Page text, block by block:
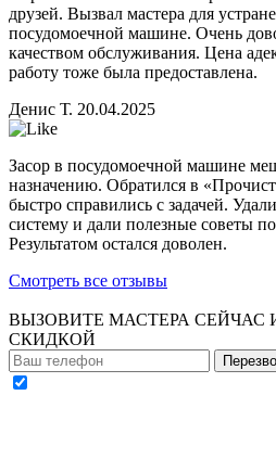
друзей. Вызвал мастера для
посудомоечной машине. Очень
качеством обслуживания. Цена
работу тоже была предоставлена.
Денис Т. 20.04.2025
Засор в посудомоечной машине
назначению. Обратился в
быстро справились с задачей.
систему и дали полезные советы
Результатом остался доволен.
Смотреть все отзывы
ВЫЗОВИТЕ МАСТЕРА СЕЙЧАС
СКИДКОЙ